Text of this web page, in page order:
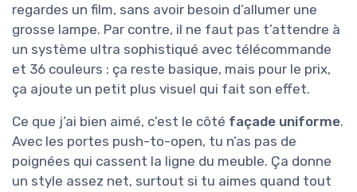
regardes un film, sans avoir besoin d’allumer une
grosse lampe. Par contre, il ne faut pas t’attendre à
un système ultra sophistiqué avec télécommande
et 36 couleurs : ça reste basique, mais pour le prix,
ça ajoute un petit plus visuel qui fait son effet.
Ce que j’ai bien aimé, c’est le côté façade uniforme.
Avec les portes push-to-open, tu n’as pas de
poignées qui cassent la ligne du meuble. Ça donne
un style assez net, surtout si tu aimes quand tout